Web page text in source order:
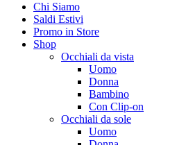
Chi Siamo
Saldi Estivi
Promo in Store
Shop
Occhiali da vista
Uomo
Donna
Bambino
Con Clip-on
Occhiali da sole
Uomo